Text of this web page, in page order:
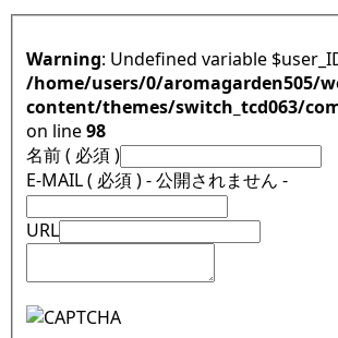
Warning : Undefined variable
/home/users/0/aromagarden505/
content/themes/switch_tcd063/
on line98
名前 ( 必須 )
E-MAIL ( 必須 ) - 公開されません -
URL